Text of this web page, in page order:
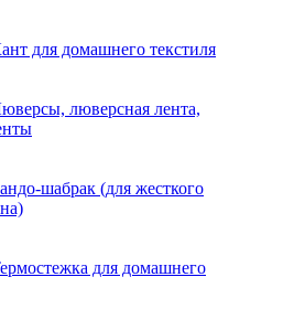
для домашнего текстиля
люверсная лента,
шабрак (для жесткого
для домашнего